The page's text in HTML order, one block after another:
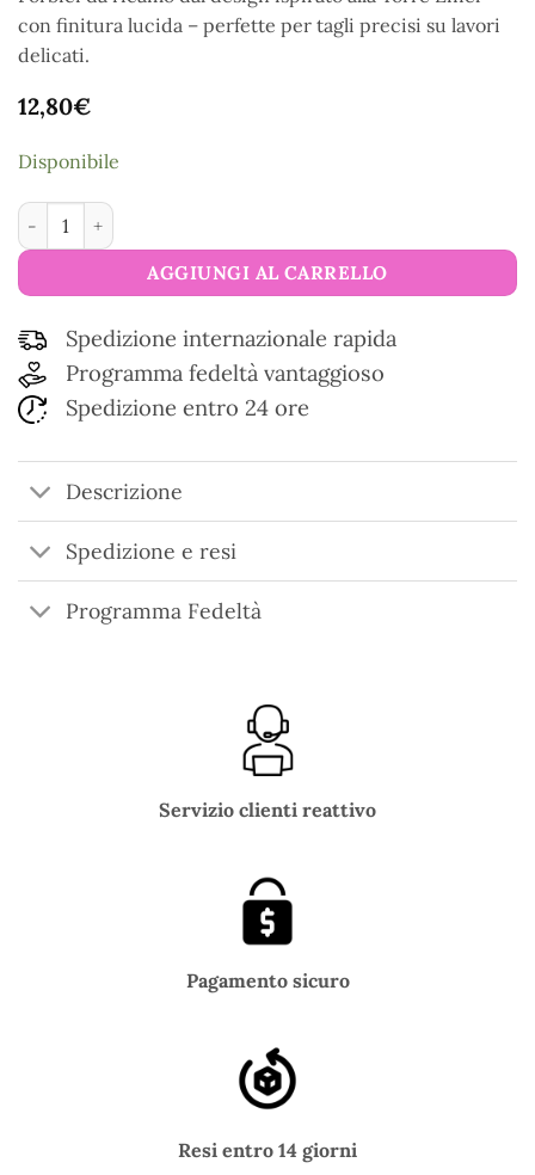
con finitura lucida – perfette per tagli precisi su lavori
delicati.
12,80€
Disponibile
Forbici Tour Eiffel lucide quantità
AGGIUNGI AL CARRELLO
Spedizione internazionale rapida
Programma fedeltà vantaggioso
Spedizione entro 24 ore
Descrizione
Spedizione e resi
Programma Fedeltà
Servizio clienti reattivo
Pagamento sicuro
Resi entro 14 giorni